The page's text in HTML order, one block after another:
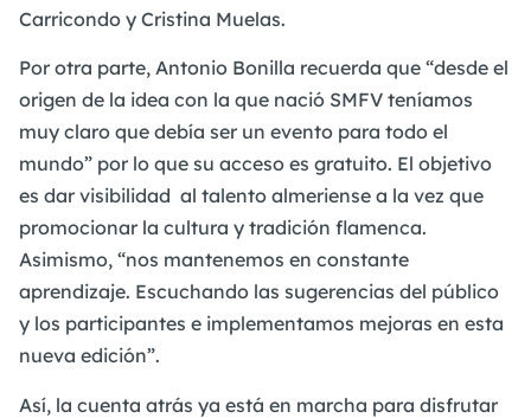
Carricondo y Cristina Muelas.
Por otra parte, Antonio Bonilla recuerda que “desde el
origen de la idea con la que nació SMFV teníamos
muy claro que debía ser un evento para todo el
mundo” por lo que su acceso es gratuito. El objetivo
es dar visibilidad al talento almeriense a la vez que
promocionar la cultura y tradición flamenca.
Asimismo, “nos mantenemos en constante
aprendizaje. Escuchando las sugerencias del público
y los participantes e implementamos mejoras en esta
nueva edición”.
Así, la cuenta atrás ya está en marcha para disfrutar